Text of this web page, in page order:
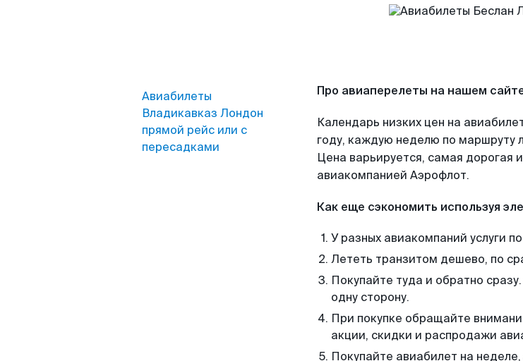
Авиабилеты
Владикавказ Лондон
прямой рейс или с
пересадками
Про авиаперелеты на нашем
Календарь низких цен на
году, каждую неделю по маршруту
Цена варьируется, самая дорогая
авиакомпанией Аэрофлот.
Как еще сэкономить используя
У разных авиакомпаний услуги
Лететь транзитом дешево, по
Покупайте туда и обратно
одну сторону.
При покупке обращайте
акции, скидки и распродажи
Покупайте авиабилет на